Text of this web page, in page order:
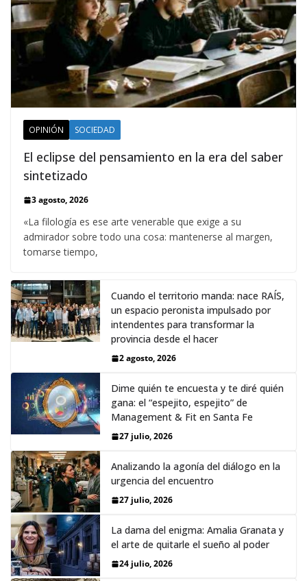
OPINIÓN SOCIEDAD
El eclipse del pensamiento en la era del saber
sintetizado
3 agosto, 2026
«La filología es ese arte venerable que exige a su
admirador sobre todo una cosa: mantenerse al margen,
tomarse tiempo,
Cuando el territorio manda: nace RAÍS,
un espacio peronista impulsado por
intendentes para transformar la
provincia desde el hacer
2 agosto, 2026
Dime quién te encuesta y te diré quién
gana: el “espejito, espejito” de
Management & Fit en Santa Fe
27 julio, 2026
Analizando la agonía del diálogo en la
urgencia del encuentro
27 julio, 2026
La dama del enigma: Amalia Granata y
el arte de quitarle el sueño al poder
24 julio, 2026